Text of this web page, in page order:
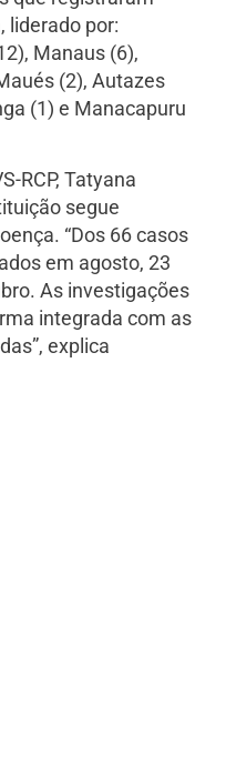
liderado por:
Manaus (6),
(2), Autazes
(1) e Manacapuru
RCP, Tatyana
segue
“Dos 66 casos
em agosto, 23
As investigações
integrada com as
explica